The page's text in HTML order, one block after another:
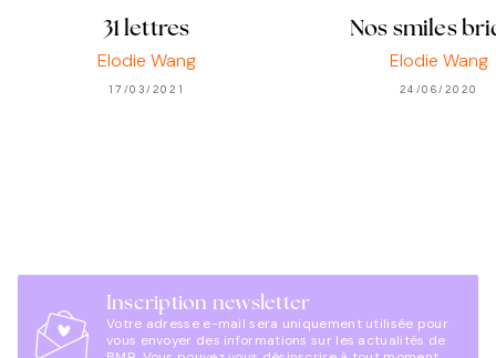
31 lettres
Elodie Wang
17/03/2021
Nos smiles
Elodie Wang
24/06/2020
Inscription newsletter
Votre adresse e-mail sera uniquement utilisée pour
vous envoyer des informations sur les actualités de